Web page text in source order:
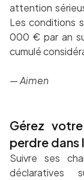
attention
Les conditions
000 € par an
cumulé
— Aimen
Gérez
perdre dans
Suivre ses
déclaratives